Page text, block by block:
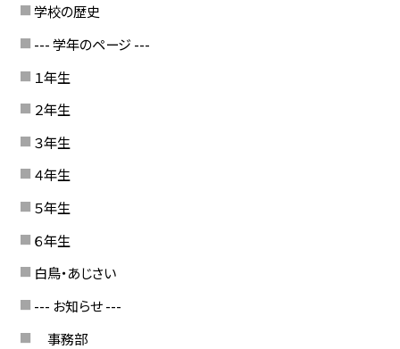
学校の歴史
--- 学年のページ ---
１年生
２年生
３年生
４年生
５年生
６年生
白鳥・あじさい
--- お知らせ ---
事務部